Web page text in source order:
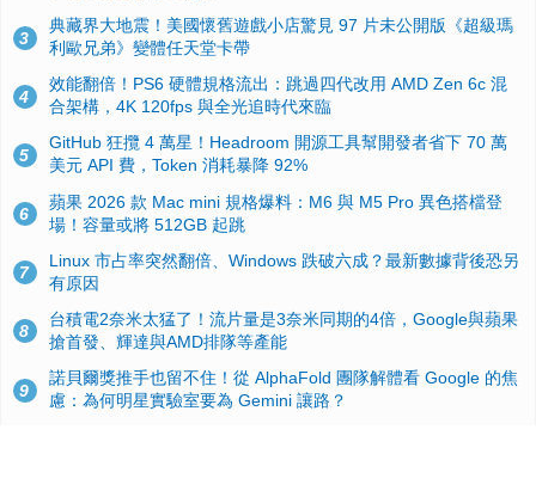
3
典藏界大地震！美國懷舊遊戲小店驚見 97 片未公開版《超級瑪
利歐兄弟》變體任天堂卡帶
4
效能翻倍！PS6 硬體規格流出：跳過四代改用 AMD Zen 6c 混
合架構，4K 120fps 與全光追時代來臨
5
GitHub 狂攬 4 萬星！Headroom 開源工具幫開發者省下 70 萬
美元 API 費，Token 消耗暴降 92%
6
蘋果 2026 款 Mac mini 規格爆料：M6 與 M5 Pro 異色搭檔登
場！容量或將 512GB 起跳
7
Linux 市占率突然翻倍、Windows 跌破六成？最新數據背後恐另
有原因
8
台積電2奈米太猛了！流片量是3奈米同期的4倍，Google與蘋果
搶首發、輝達與AMD排隊等產能
9
諾貝爾獎推手也留不住！從 AlphaFold 團隊解體看 Google 的焦
慮：為何明星實驗室要為 Gemini 讓路？